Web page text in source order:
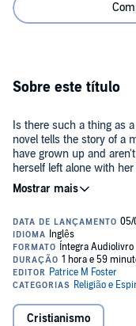
Sobre este título
Is there such a thing as
novel tells the story of a
have grown up and
herself left alone with
others are thoughts of
mother?
as she faces the
does one win the battle
love?
This reflective novel is
to.
Cristianismo